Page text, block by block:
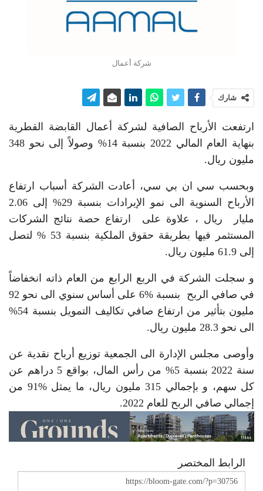
شركة أعمال
شارك
ارتفعت الأرباح الصافية لشركة أعمال القابضة القطرية
بنهاية العام المالي 2022 ‏بنسبة 14% وصولاً إلى نحو 348
مليون ريال. ‏
وبحسب سي ان بي سي، أعادت الشركة أسباب ارتفاع
الأرباح السنوية الى نمو الإيرادات بنسبة 29% إلى ‏‏2.06
مليار ريال ، علاوة على ارتفاع حصة نتائج الشركات
المستثمر فيها ‏بطريقة حقوق الملكية بنسبة 53 % لتصل
إلى 61.9 مليون ريال. ‏
و سجلت الشركة في الربع الرابع من العام ذاته انخفاضاً
في صافي الربح بنسبة ‏‏6% على أساس سنوي الى نحو 92
مليون بتأثير من ارتفاع صافي تكاليف ‏التمويل بنسبة 54%
الى نحو 28.3 مليون ريال. ‏
وأوصى مجلس الإدارة الى الجمعية توزيع أرباح نقدية عن
سنة 2022 بنسبة 5% ‏من رأس المال، بواقع 5 دراهم عن
كل سهم، و بإجمالي 315 مليون ريال، ما يمثل ‏‏91% من
إجمالي صافي الربح للعام 2022. ‏
الرابط المختصر